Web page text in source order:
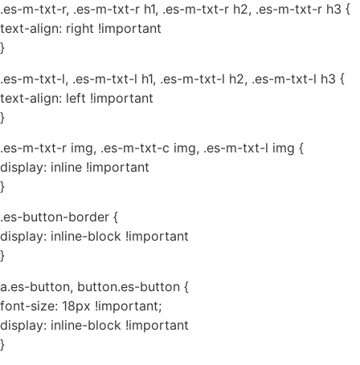
.es-m-txt-r, .es-m-txt-r h1, .es-m-txt-r h2, .es-m-txt-r h3 {
text-align: right !important
}
.es-m-txt-l, .es-m-txt-l h1, .es-m-txt-l h2, .es-m-txt-l h3 {
text-align: left !important
}
.es-m-txt-r img, .es-m-txt-c img, .es-m-txt-l img {
display: inline !important
}
.es-button-border {
display: inline-block !important
}
a.es-button, button.es-button {
font-size: 18px !important;
display: inline-block !important
}